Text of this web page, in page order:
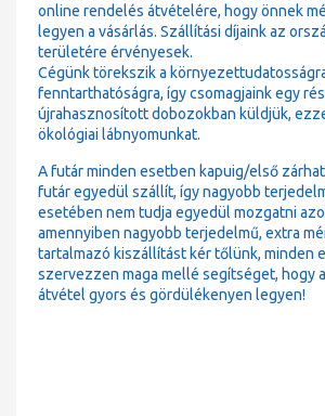
online rendelés átvételére, hogy önnek
legyen a vásárlás. Szállítási díjaink az
területére érvényesek.
Cégünk törekszik a
fenntarthatóságra, így csomagjaink egy
újrahasznosított dobozokban küldjük,
ökológiai lábnyomunkat.
A futár minden esetben kapuig/első
futár egyedül szállít, így nagyobb
esetében nem tudja egyedül mozgatni
amennyiben nagyobb terjedelmű, extra
tartalmazó kiszállítást kér tőlünk, minden
szervezzen maga mellé segítséget, hogy
átvétel gyors és gördülékenyen legyen!